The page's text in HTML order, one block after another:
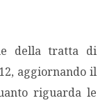
della tratta di
aggiornando il
riguarda le